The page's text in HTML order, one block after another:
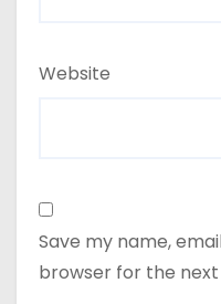
Website
Save my name,
browser for the